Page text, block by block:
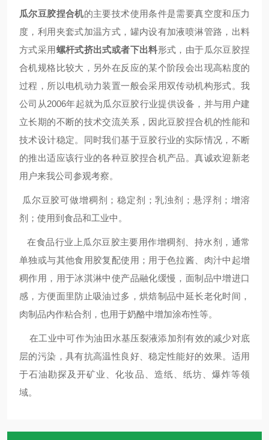
瓜尔豆胶捏合机的主要技术使用条件是需要真空度和压力
度，利用夹套式加温方式，罐内设有加液喷淋管路，出料
方式采用螺杆式挤出式或者下出料形式 ，由于瓜尔豆胶捏
合机规格比较大，另外在反应的某个阶段会出现高粘度的
过程，所以电机动力装置一般会采用双传动机构形式。我
公司从2006年起就为瓜尔豆胶行业提供设备，并与用户建
立长期的不断的技术交流关系，因此豆胶捏合机的性能和
技术设计稳定。同时我们基于豆胶行业的实际情况，不断
的推出适应该行业的各种豆胶捏合机产品。真诚欢迎新老
用户来我公司参观考察。
瓜尔豆胶可做增稠剂；稳定剂；乳浊剂；悬浮剂；增溶
剂；使用到食品和工业中。
在食品行业上瓜尔豆胶主要用作增稠剂、持水剂，通常
单独或与其他食用胶复配使用；用于色拉酱、肉汁中起增
稠作用，用于冰淇淋中使产品融化缓慢，面制品中增进口
感，方便面里防止吸油过多，烘焙制品中延长老化时间，
肉制品内作粘合剂，也用于奶酪中增加涂布性等。
在工业中可作为油田水基压裂液添加剂有效的减少对底
层的污染，具有抗高温性良好、稳定性能好的效果。适用
于石油勘探及开矿业、化妆品、造纸、纸坊、爆炸等领
域。